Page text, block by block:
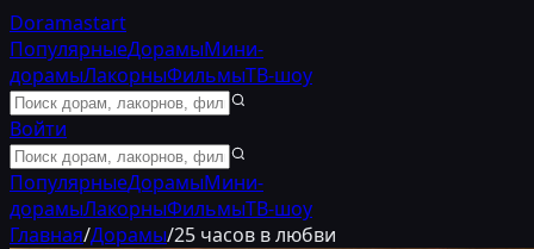
Doramastart
ПопулярныеДорамыМини-
дорамыЛакорныФильмыТВ-шоу
Войти
ПопулярныеДорамыМини-
дорамыЛакорныФильмыТВ-шоу
Главная/Дорамы/25 часов в любви